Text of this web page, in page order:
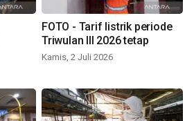
FOTO - Tarif listrik periode
Triwulan III 2026 tetap
Kamis, 2 Juli 2026